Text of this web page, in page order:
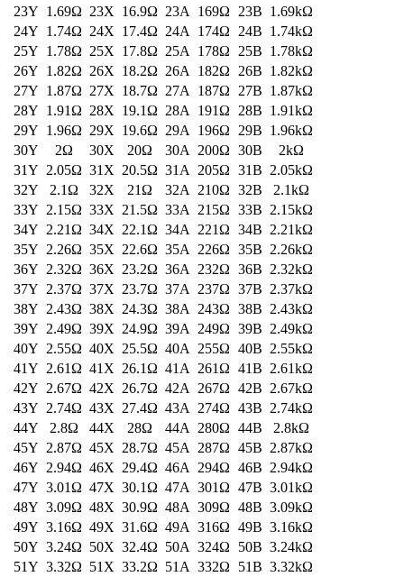
59Y 4.02Ω 59X 40.2Ω 59A 402Ω 59B 4.02kΩ
60Y 4.12Ω 60X 41.2Ω 60A 412Ω 60B 4.12kΩ
61Y 4.22Ω 61X 42.2Ω 61A 422Ω 61B 4.22kΩ
62Y 4.32Ω 62X 43.2Ω 62A 432Ω 62B 4.32kΩ
63Y 4.42Ω 63X 44.2Ω 63A 442Ω 63B 4.42kΩ
64Y 4.53Ω 64X 45.3Ω 64A 453Ω 64B 4.53kΩ
65Y 4.64Ω 65X 46.4Ω 65A 464Ω 65B 4.64kΩ
66Y
4.75Ω 66X 47.5Ω 66A 475Ω 66B
4.75kΩ
67Y 4.87Ω 67X 48.7Ω 67A 487Ω 67B 4.87kΩ
68Y
4.99Ω 68X 49.9Ω 68A 499Ω 68B
4.99kΩ
69Y 5.11Ω 69X 51.1Ω 69A 511Ω 69B 5.11kΩ
70Y 5.23Ω 70X 52.3Ω 70A 523Ω 70B 5.23kΩ
71Y 5.36Ω 71X 53.6Ω 71A 536Ω 71B 5.36kΩ
72Y 5.49Ω 72X 54.9Ω 72A 549Ω 72B 5.49kΩ
73Y 5.62Ω 73X 56.2Ω 73A 562Ω 73B 5.62kΩ
74Y 5.76Ω 74X 57.6Ω 74A 576Ω 74B 5.76kΩ
75Y
5.9Ω 75X 59Ω 75A 590Ω 75B
5.9kΩ
76Y 6.04Ω 76X 60.4Ω 76A 604Ω 76B 6.04kΩ
77Y 6.19Ω 77X 61.9Ω 77A 619Ω 77B 6.19kΩ
78Y 6.34Ω 78X 63.4Ω 78A 634Ω 78B 6.34kΩ
79Y 6.49Ω 79X 64.9Ω 79A 649Ω 79B 6.49kΩ
80Y
6.65Ω 80X 66.5Ω 80A 665Ω 80B
6.65kΩ
81Y 6.81Ω 81X 68.1Ω 81A 681Ω 81B 6.81kΩ
82Y 6.98Ω 82X 69.8Ω 82A 698Ω 82B 6.98kΩ
83Y 7.15Ω 83X 71.5Ω 83A 715Ω 83B 7.15kΩ
84Y 7.32Ω 84X 73.2Ω 84A 732Ω 84B 7.32kΩ
85Y
7.5Ω 85X 75Ω 85A 750Ω 85B
7.5kΩ
86Y 7.68Ω 86X 76.8Ω 86A 768Ω 86B 7.68kΩ
87Y 7.87Ω 87X 78.7Ω 87A 787Ω 87B 7.87kΩ